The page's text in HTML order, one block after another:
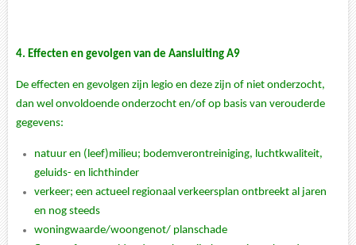
4. Effecten en gevolgen van de Aansluiting A9
De effecten en gevolgen zijn legio en deze zijn of niet onderzocht,
dan wel onvoldoende onderzocht en/of op basis van verouderde
gegevens:
natuur en (leef)milieu; bodemverontreiniging, luchtkwaliteit,
geluids- en lichthinder
verkeer; een actueel regionaal verkeersplan ontbreekt al jaren
en nog steeds
woningwaarde/woongenot/ planschade